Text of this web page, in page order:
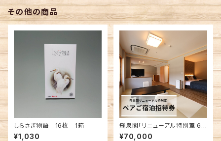
その他の商品
しらさぎ物語 16枚 1箱
¥1,030
飛泉閣「リニューアル特別室 63
㎡」 ペアご宿泊招待券
¥70,000